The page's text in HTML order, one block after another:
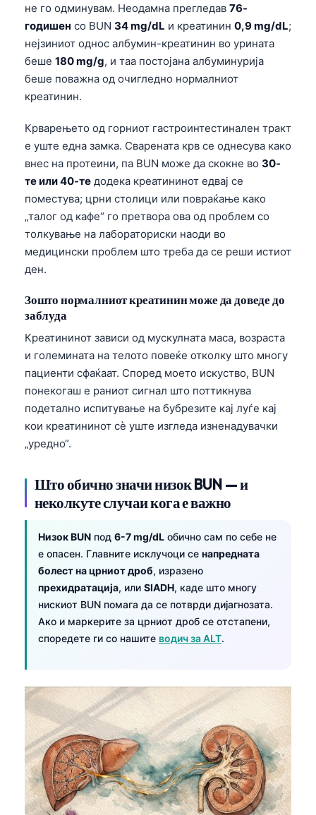
не го одминувам. Неодамна прегледав 76-
годишен со BUN 34 mg/dL и креатинин 0,9 mg/dL;
нејзиниот однос албумин-креатинин во урината
беше 180 mg/g, и таа постојана албуминурија
беше поважна од очигледно нормалниот
креатинин.
Крварењето од горниот гастроинтестинален тракт
е уште една замка. Сварената крв се однесува како
внес на протеини, па BUN може да скокне во 30-
те или 40-те додека креатининот едвај се
поместува; црни столици или повраќање како
„талог од кафе“ го претвора ова од проблем со
толкување на лабораториски наоди во
медицински проблем што треба да се реши истиот
ден.
Зошто нормалниот креатинин може да доведе до
заблуда
Креатининот зависи од мускулната маса, возраста
и големината на телото повеќе отколку што многу
пациенти сфаќаат. Според моето искуство, BUN
понекогаш е раниот сигнал што поттикнува
подетално испитување на бубрезите кај луѓе кај
кои креатининот сè уште изгледа изненадувачки
„уредно“.
Што обично значи низок BUN — и
неколкуте случаи кога е важно
Низок BUN под 6-7 mg/dL обично сам по себе не
е опасен. Главните исклучоци се напредната
болест на црниот дроб, изразено
прехидратација, или SIADH, каде што многу
нискиот BUN помага да се потврди дијагнозата.
Ако и маркерите за црниот дроб се отстапени,
споредете ги со нашите водич за ALT.